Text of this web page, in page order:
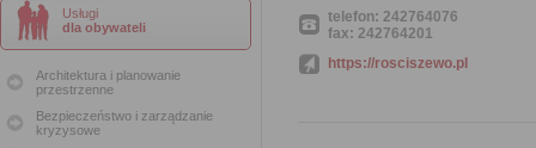
Usługi
dla obywateli
Architektura i planowanie
przestrzenne
Bezpieczeństwo i zarządzanie
kryzysowe
telefon: 242764076
fax: 242764201
https://rosciszewo.pl